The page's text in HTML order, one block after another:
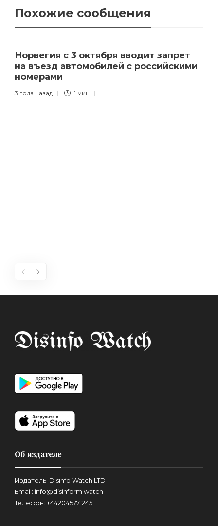
Похожие сообщения
Норвегия с 3 октября вводит запрет
на въезд автомобилей с российскими
номерами
3 года назад 1 мин
Об издателе
Издатель: Disinfo Watch LTD
Email: info@disinform.watch
Телефон: +442045771245